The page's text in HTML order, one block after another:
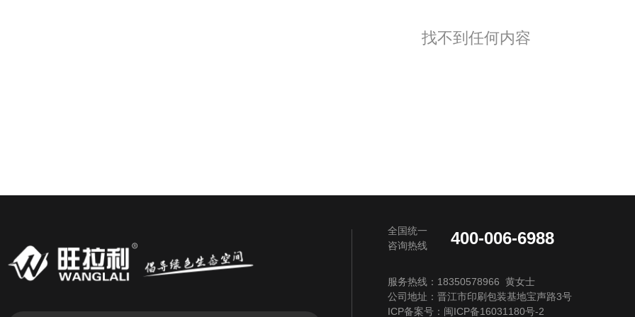
找不到任何内容
全国统一
咨询热线
400-006-6988
服务热线：18350578966 黄女士
公司地址：晋江市印刷包装基地宝声路3号
ICP备案号： 闽ICP备16031180号-2